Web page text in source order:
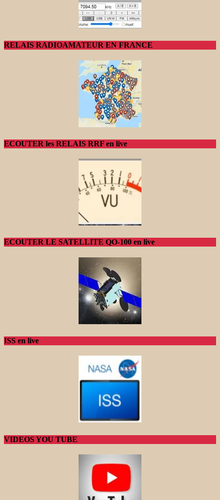
RELAIS RADIOAMATEUR EN FRANCE
ECOUTER les RELAIS RRF en live
ECOUTER LE SATELLITE QO-100 en live
ISS en live
VIDEOS YOU TUBE